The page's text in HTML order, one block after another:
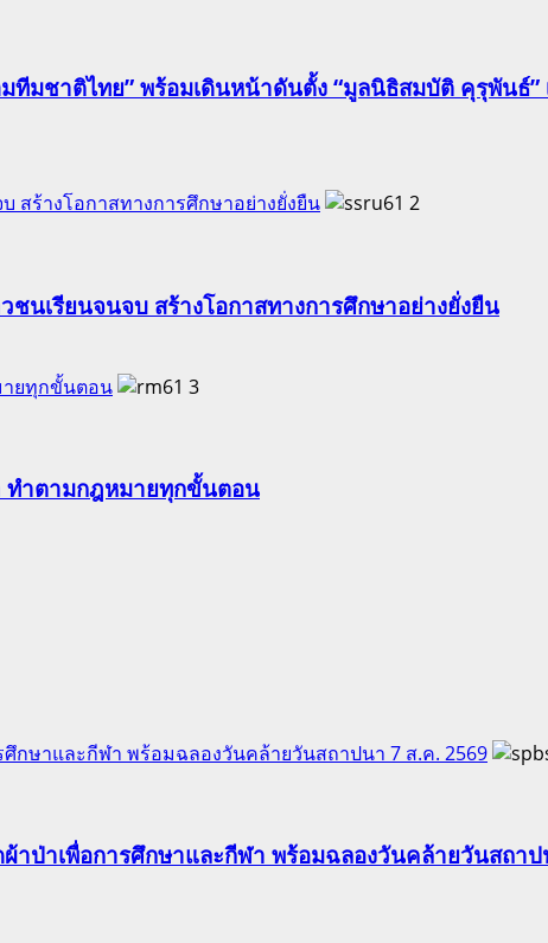
มชาติไทย” พร้อมเดินหน้าดันตั้ง “มูลนิธิสมบัติ คุรุพันธ์”
สร้างโอกาสทางการศึกษาอย่างยั่งยืน
2
เรียนจนจบ สร้างโอกาสทางการศึกษาอย่างยั่งยืน
ายทุกขั้นตอน
3
ทำตามกฎหมายทุกขั้นตอน
กษาและกีฬา พร้อมฉลองวันคล้ายวันสถาปนา 7 ส.ค. 2569
าป่าเพื่อการศึกษาและกีฬา พร้อมฉลองวันคล้ายวันสถา